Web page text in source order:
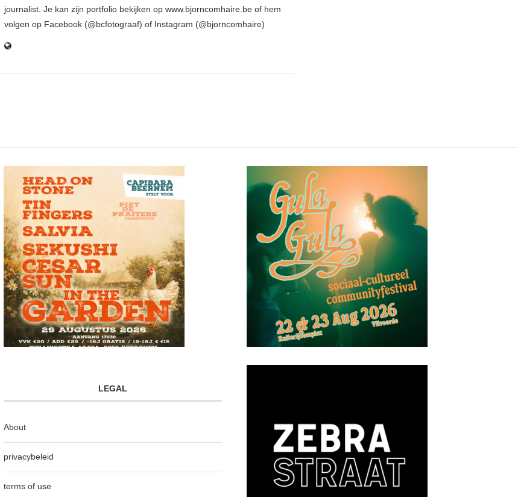
journalist. Je kan zijn portfolio bekijken op www.bjorncomhaire.be of hem
volgen op Facebook (@bcfotograaf) of Instagram (@bjorncomhaire)
LEGAL
About
privacybeleid
terms of use